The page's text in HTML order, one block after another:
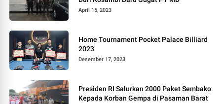
April 15, 2023
Home Tournament Pocket Palace Billiard
2023
Desember 17, 2023
Presiden RI Salurkan 2000 Paket Sembako
Kepada Korban Gempa di Pasaman Barat